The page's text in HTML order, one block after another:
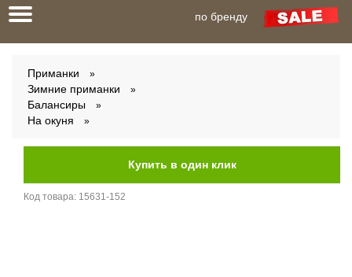
Toggle
navigation
по бренду
Приманки
Зимние приманки
Балансиры
На окуня
Код товара: 15631-152